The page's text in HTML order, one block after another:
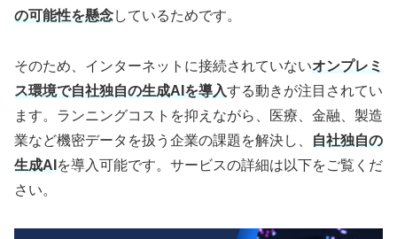
の可能性を懸念しているためです。
そのため、インターネットに接続されていないオンプレミ
ス環境で自社独自の生成AIを導入する動きが注目されてい
ます。ランニングコストを抑えながら、医療、金融、製造
業など機密データを扱う企業の課題を解決し、
自社独自の
生成AI を導入可能です。サービスの詳細は以下をご覧くだ
さい。